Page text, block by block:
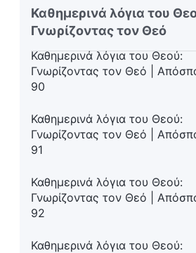
Καθημερινά λόγια του
Γνωρίζοντας τον Θεό
Γνωρίζοντας τον Θεό |
89
Καθημερινά λόγια του Θεού:
Γνωρίζοντας τον Θεό |
90
Καθημερινά λόγια του Θεού:
Γνωρίζοντας τον Θεό |
91
Καθημερινά λόγια του Θεού:
Γνωρίζοντας τον Θεό |
92
Καθημερινά λόγια του Θεού: